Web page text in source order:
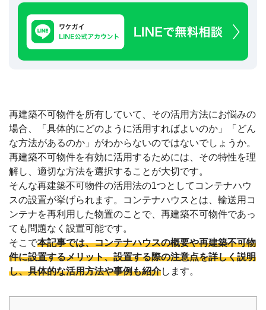
築
不
可
な
ど
📊
件
買
取
実
績
全
国
47
都
道
府
県
の
買
取
事
例
お
再建築不可物件を所有していて、その活用方法にお悩みの
場合、「具体的にどのように活用すればよいのか」「どん
な方法があるのか」がわからないのではないでしょうか。
再建築不可物件を有効に活用するためには、その特性を理
解し、適切な方法を選択することが大切です。
そんな再建築不可物件の活用法の1つとしてコンテナハウ
スの設置が挙げられます。コンテナハウスとは、輸送用コ
ンテナを再利用した物置のことで、再建築不可物件であっ
ても問題なく設置可能です。
そこで本記事では、コンテナハウスの概要や再建築不可物
件に設置するメリット、設置する際の注意点を詳しく説明
し、具体的な活用方法や事例も紹介します。